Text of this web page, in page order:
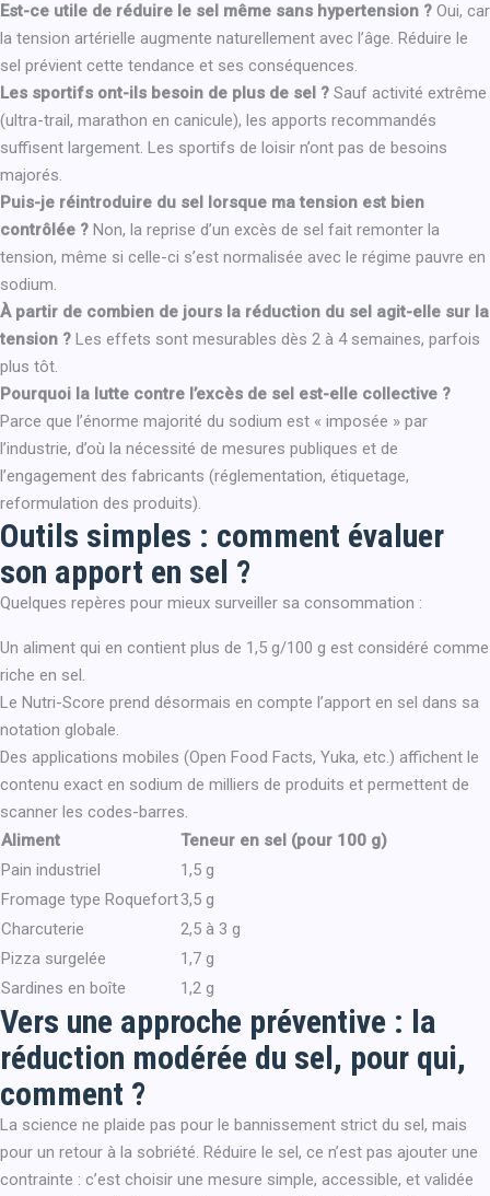
Est-ce utile de réduire le sel même sans hypertension ? Oui, car
la tension artérielle augmente naturellement avec l’âge. Réduire le
sel prévient cette tendance et ses conséquences.
Les sportifs ont-ils besoin de plus de sel ? Sauf activité extrême
(ultra-trail, marathon en canicule), les apports recommandés
suffisent largement. Les sportifs de loisir n’ont pas de besoins
majorés.
Puis-je réintroduire du sel lorsque ma tension est bien
contrôlée ? Non, la reprise d’un excès de sel fait remonter la
tension, même si celle-ci s’est normalisée avec le régime pauvre en
sodium.
À partir de combien de jours la réduction du sel agit-elle sur la
tension ? Les effets sont mesurables dès 2 à 4 semaines, parfois
plus tôt.
Pourquoi la lutte contre l’excès de sel est-elle collective ?
Parce que l’énorme majorité du sodium est « imposée » par
l’industrie, d’où la nécessité de mesures publiques et de
l’engagement des fabricants (réglementation, étiquetage,
reformulation des produits).
Outils simples : comment évaluer
son apport en sel ?
Quelques repères pour mieux surveiller sa consommation :
Un aliment qui en contient plus de 1,5 g/100 g est considéré comme
riche en sel.
Le Nutri-Score prend désormais en compte l’apport en sel dans sa
notation globale.
Des applications mobiles (Open Food Facts, Yuka, etc.) affichent le
contenu exact en sodium de milliers de produits et permettent de
scanner les codes-barres.
Aliment
Teneur en sel (pour 100 g)
Pain industriel
1,5 g
Fromage type Roquefort3,5 g
Charcuterie
2,5 à 3 g
Pizza surgelée
1,7 g
Sardines en boîte
1,2 g
Vers une approche préventive : la
réduction modérée du sel, pour qui,
comment ?
La science ne plaide pas pour le bannissement strict du sel, mais
pour un retour à la sobriété. Réduire le sel, ce n’est pas ajouter une
contrainte : c’est choisir une mesure simple, accessible, et validée